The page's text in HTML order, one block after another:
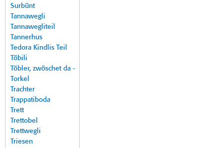
Surbünt
Tannawegli
Tannawegliteil
Tannerhus
Tedora Kindlis Teil
Töbili
Töbler, zwöschet da -
Torkel
Trachter
Trappatiboda
Trett
Trettobel
Trettwegli
Triesen